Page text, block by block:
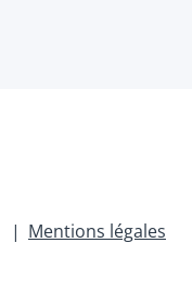
Mentions légales